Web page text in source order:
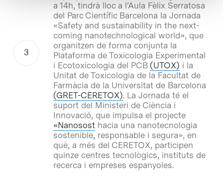
a 14h, tindrà lloc a l’Aula Fèlix Serratosa
del Parc Científic Barcelona la Jornada
«Safety and sustainability in the next-
coming nanotechnological world», que
organitzen de forma conjunta la
Plataforma de Toxicologia Experimental
i Ecotoxicologia del PCB (UTOX) i la
Unitat de Toxicologia de la Facultat de
Farmàcia de la Universitat de Barcelona
(GRET-CERETOX). La Jornada té el
suport del Ministeri de Ciència i
Innovació, que impulsa el projecte
«Nanososthacia una nanotecnologia
sostenible, responsable i segura», en
què, a més del CERETOX, participen
quinze centres tecnològics, instituts de
recerca i empreses espanyoles.